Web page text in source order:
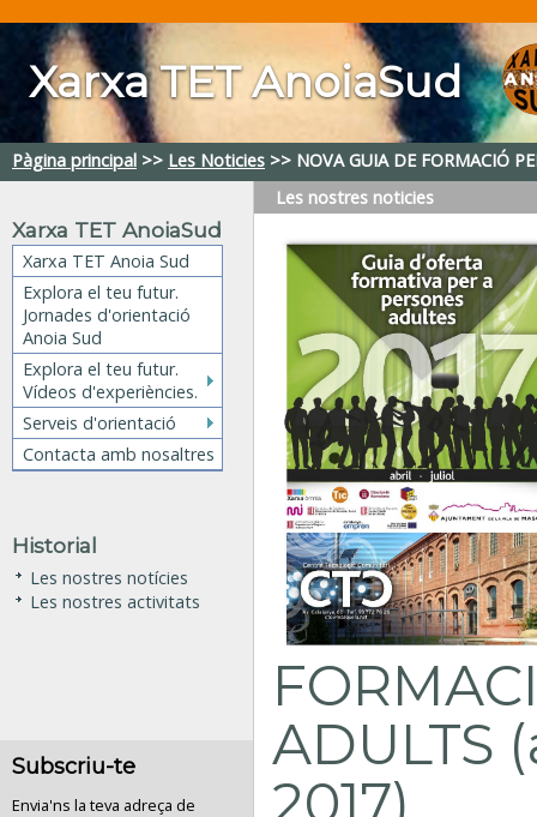
Xarxa TET AnoiaSud
Pàgina principal >> Les Noticies >> NOVA GUIA DE FORMACIÓ
Xarxa TET AnoiaSud
Xarxa TET Anoia Sud
Explora el teu futur.
Jornades d'orientació
Anoia Sud
Explora el teu futur.
Vídeos d'experiències.
Serveis d'orientació
Contacta amb nosaltres
Historial
Les nostres notícies
Les nostres activitats
Subscriu-te
Envia'ns la teva adreça de
Les nostres noticies
ADULTS
2017)